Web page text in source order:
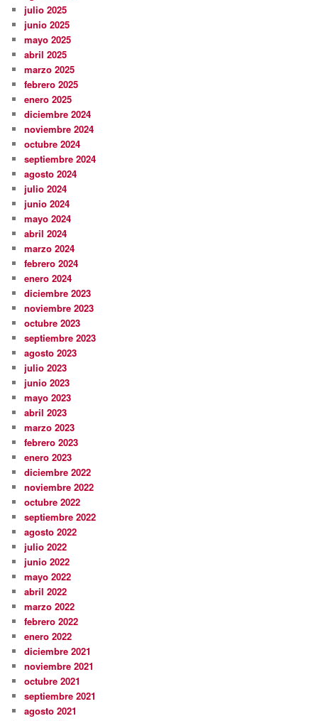
julio 2025
junio 2025
mayo 2025
abril 2025
marzo 2025
febrero 2025
enero 2025
diciembre 2024
noviembre 2024
octubre 2024
septiembre 2024
agosto 2024
julio 2024
junio 2024
mayo 2024
abril 2024
marzo 2024
febrero 2024
enero 2024
diciembre 2023
noviembre 2023
octubre 2023
septiembre 2023
agosto 2023
julio 2023
junio 2023
mayo 2023
abril 2023
marzo 2023
febrero 2023
enero 2023
diciembre 2022
noviembre 2022
octubre 2022
septiembre 2022
agosto 2022
julio 2022
junio 2022
mayo 2022
abril 2022
marzo 2022
febrero 2022
enero 2022
diciembre 2021
noviembre 2021
octubre 2021
septiembre 2021
agosto 2021